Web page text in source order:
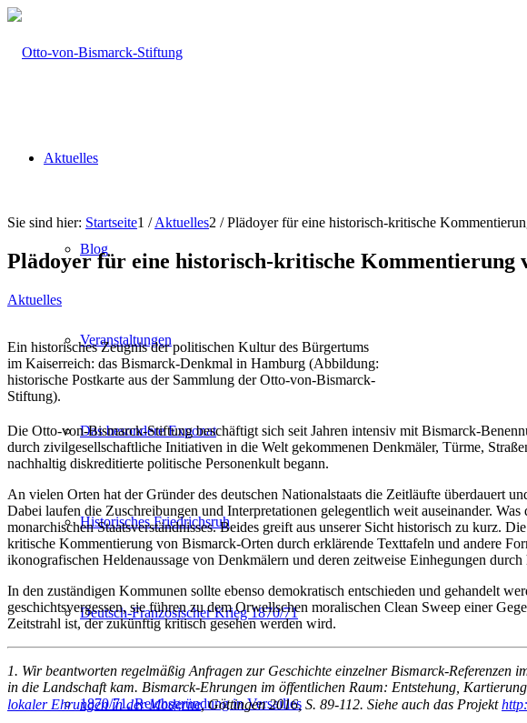
Aktuelles
Blog
Veranstaltungen
Das besondere Exponat
Historisches Friedrichsruh
Deutsch-Französischer Krieg 1870/71
1870/71. Reichsgründung in Versailles
Sie sind hier: Startseite1 / Aktuelles2 / Plädoyer für eine historisch-kritische
Plädoyer für eine historisch-kritische Kommentierung
Aktuelles
Ein historisches Zeugnis der politischen Kultur des Bürgertums
im Kaiserreich: das Bismarck-Denkmal in Hamburg (Abbildung:
historische Postkarte aus der Sammlung der Otto-von-Bismarck-
Stiftung).
Die Otto-von-Bismarck-Stiftung beschäftigt sich seit Jahren intensiv mit Bismarck-
durch zivilgesellschaftliche Initiativen in die Welt gekommenen Denkmäler, Türme,
nachhaltig diskreditierte politische Personenkult begann.
An vielen Orten hat der Gründer des deutschen Nationalstaats die Zeitläufte überdauert
Dabei laufen die Zuschreibungen und Interpretationen gelegentlich weit auseinander.
monarchischen Staatsverständnisses. Beides greift aus unserer Sicht historisch zu kurz.
kritische Kommentierung von Bismarck-Orten durch erklärende Texttafeln und andere
ikonografischen Heldenaussage von Denkmälern und deren zeitweise Einhegungen
In den zuständigen Kommunen sollte ebenso demokratisch entschieden und gehandelt
geschichtsvergessen, sie führen zu dem Orwellschen moralischen Clean Sweep einer
Zeitstrahl ist, der zukünftig kritisch gesehen werden wird.
1. Wir beantworten regelmäßig Anfragen zur Geschichte einzelner Bismarck-
in die Landschaft kam. Bismarck-Ehrungen im öffentlichen Raum: Entstehung,
lokaler Ehrungen in der Moderne, Göttingen 2016, S. 89-112. Siehe auch das Projekt